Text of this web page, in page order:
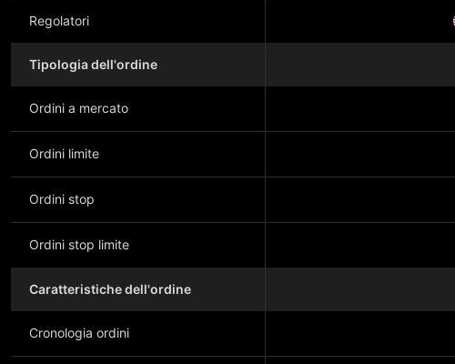
Regolatori
Tipologia dell'ordine
Ordini a mercato
Ordini limite
Ordini stop
Ordini stop limite
Caratteristiche dell'ordine
Cronologia ordini